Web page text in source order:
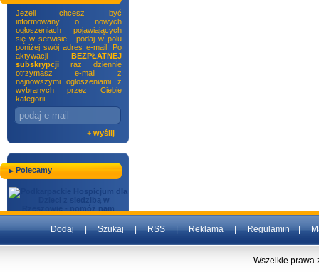
Jeżeli chcesz być
informowany o nowych
ogłoszeniach pojawiających
się w serwisie - podaj w polu
poniżej swój adres e-mail. Po
aktywacji BEZPŁATNEJ
subskrypcji raz dziennie
otrzymasz e-mail z
najnowszymi ogłoszeniami z
wybranych przez Ciebie
kategorii.
+ wyślij
Polecamy
Dodaj|Szukaj|RSS|Reklama|Regulamin|
Wszelkie prawa